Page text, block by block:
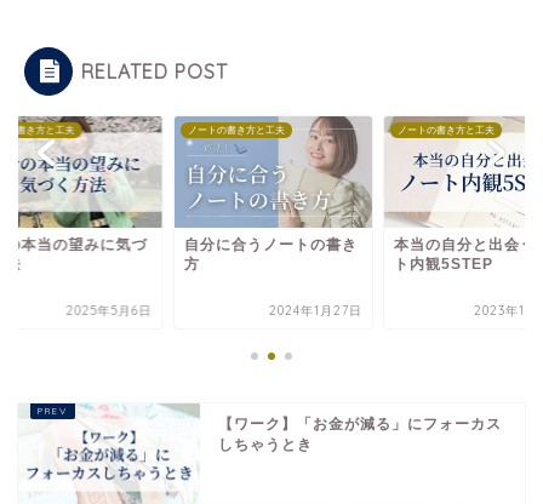
RELATED POST
の書き方と工夫
の本当の望みに気づ
法
2025年5月6日
ノートの書き方と工夫
自分に合うノートの書き
方
2024年1月27日
ノートの書き方と工夫
本当の自分と出会う
ト内観5STEP
2023年10
【ワーク】「お金が減る」にフォーカス
しちゃうとき